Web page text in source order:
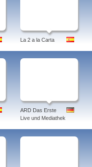
La 2 a la Carta
ARD Das Erste
Live und Mediathek